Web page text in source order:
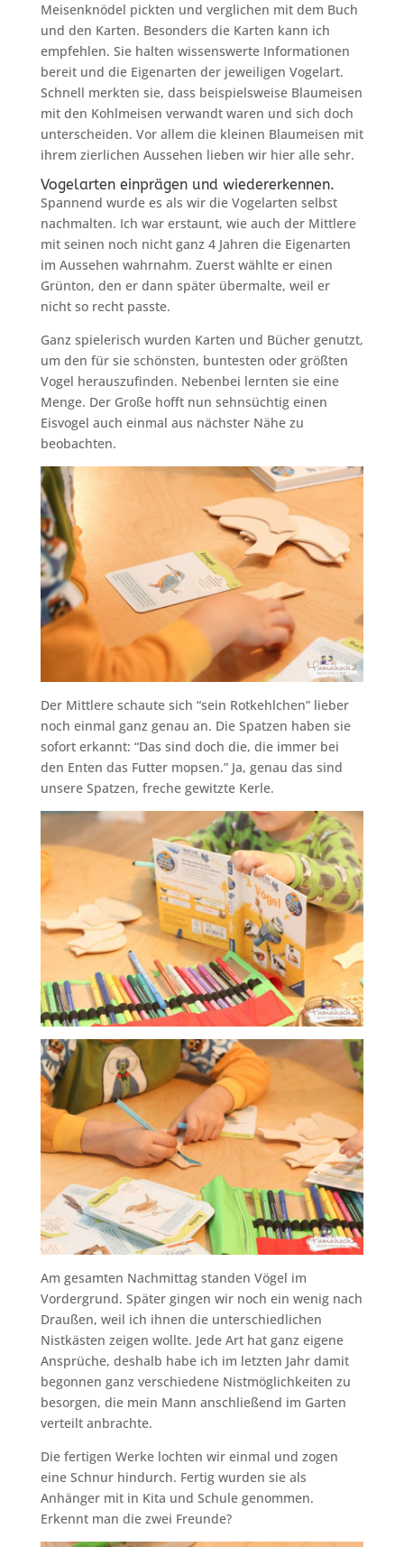
Meisenknödel pickten und verglichen mit dem Buch
und den Karten. Besonders die Karten kann ich
empfehlen. Sie halten wissenswerte Informationen
bereit und die Eigenarten der jeweiligen Vogelart.
Schnell merkten sie, dass beispielsweise Blaumeisen
mit den Kohlmeisen verwandt waren und sich doch
unterscheiden. Vor allem die kleinen Blaumeisen mit
ihrem zierlichen Aussehen lieben wir hier alle sehr.
Vogelarten einprägen und wiedererkennen.
Spannend wurde es als wir die Vogelarten selbst
nachmalten. Ich war erstaunt, wie auch der Mittlere
mit seinen noch nicht ganz 4 Jahren die Eigenarten
im Aussehen wahrnahm. Zuerst wählte er einen
Grünton, den er dann später übermalte, weil er
nicht so recht passte.
Ganz spielerisch wurden Karten und Bücher genutzt,
um den für sie schönsten, buntesten oder größten
Vogel herauszufinden. Nebenbei lernten sie eine
Menge. Der Große hofft nun sehnsüchtig einen
Eisvogel auch einmal aus nächster Nähe zu
beobachten.
Der Mittlere schaute sich “sein Rotkehlchen” lieber
noch einmal ganz genau an. Die Spatzen haben sie
sofort erkannt: “Das sind doch die, die immer bei
den Enten das Futter mopsen.” Ja, genau das sind
unsere Spatzen, freche gewitzte Kerle.
Am gesamten Nachmittag standen Vögel im
Vordergrund. Später gingen wir noch ein wenig nach
Draußen, weil ich ihnen die unterschiedlichen
Nistkästen zeigen wollte. Jede Art hat ganz eigene
Ansprüche, deshalb habe ich im letzten Jahr damit
begonnen ganz verschiedene Nistmöglichkeiten zu
besorgen, die mein Mann anschließend im Garten
verteilt anbrachte.
Die fertigen Werke lochten wir einmal und zogen
eine Schnur hindurch. Fertig wurden sie als
Anhänger mit in Kita und Schule genommen.
Erkennt man die zwei Freunde?